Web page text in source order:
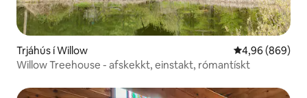
Trjáhús í Willow 4,96 af 5 í
4,96 (869)
Willow Treehouse - afskekkt, einstakt, rómantískt